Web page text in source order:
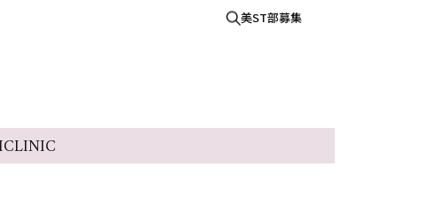
美ST部募集
CLINIC